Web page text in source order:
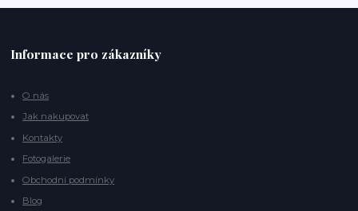
Informace pro zákazníky
O nás
Jak nakupovat
Kontakty
Fotogalerie
Obchodní podmínky
Blog